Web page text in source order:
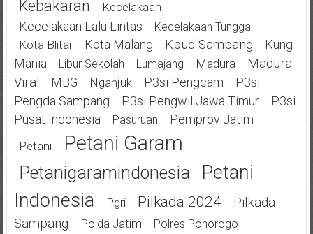
Kebakaran Kecelakaan
Kecelakaan Lalu Lintas Kecelakaan Tunggal
Kota Blitar Kota Malang Kpud Sampang
Kung
Mania
Libur Sekolah Lumajang Madura
Madura
Viral
MBG Nganjuk P3si Pengcam
P3si
Pengda Sampang
P3si Pengwil Jawa Timur
P3si
Pusat Indonesia
Pasuruan Pemprov Jatim
Petani Petani Garam
Petanigaramindonesia
Petani
Indonesia
Pgri Pilkada 2024
Pilkada
Sampang
Polda Jatim Polres Ponorogo